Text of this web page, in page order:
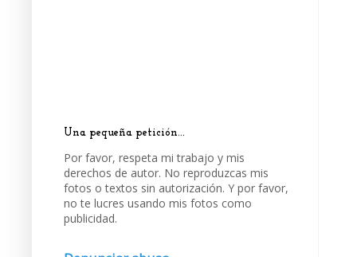
Una pequeña petición...
Por favor, respeta mi trabajo y mis
derechos de autor. No reproduzcas mis
fotos o textos sin autorización. Y por favor,
no te lucres usando mis fotos como
publicidad.